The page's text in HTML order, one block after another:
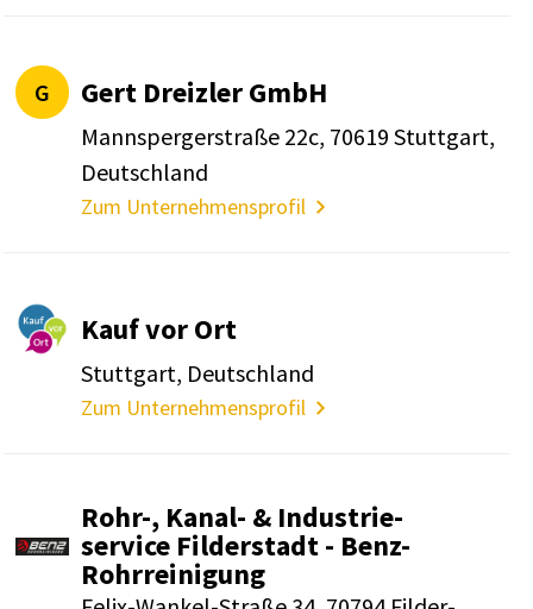
G Gert Dreizler GmbH
Mann­sper­ger­straße 22c, 70619 Stutt­gart,
Deutsch­land
Zum Unternehmensprofil
Kauf vor Ort
Stutt­gart, Deutsch­land
Zum Unternehmensprofil
Rohr-, Kanal- & Indus­trie­
ser­vice Filder­stadt - Benz-
Rohr­rei­ni­gung